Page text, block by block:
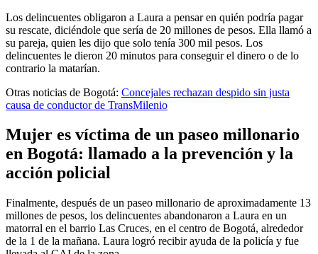
Los delincuentes obligaron a Laura a pensar en quién podría pagar
su rescate, diciéndole que sería de 20 millones de pesos. Ella llamó a
su pareja, quien les dijo que solo tenía 300 mil pesos. Los
delincuentes le dieron 20 minutos para conseguir el dinero o de lo
contrario la matarían.
Otras noticias de Bogotá: Concejales rechazan despido sin justa
causa de conductor de TransMilenio
Mujer es víctima de un paseo millonario
en Bogotá: llamado a la prevención y la
acción policial
Finalmente, después de un paseo millonario de aproximadamente 13
millones de pesos, los delincuentes abandonaron a Laura en un
matorral en el barrio Las Cruces, en el centro de Bogotá, alrededor
de la 1 de la mañana. Laura logró recibir ayuda de la policía y fue